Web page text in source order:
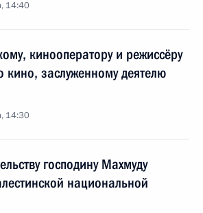
14:40
кинооператору и режиссёру
кино, заслуженному деятелю
14:30
господину Махмуду
национальной